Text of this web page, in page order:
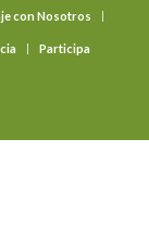
con Nosotros
Participa